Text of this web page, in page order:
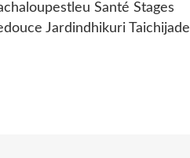
Santé Stages
Jardindhikuri Taichijade